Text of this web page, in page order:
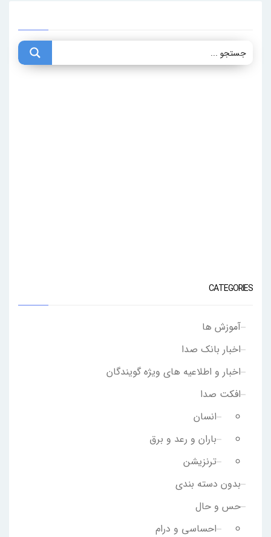
CATEGORIES
آموزش ها
اخبار بانک صدا
اخبار و اطلاعیه های ویژه گویندگان
افکت صدا
انسان
باران و رعد و برق
ترنزیشن
بدون دسته بندی
حس و حال
احساسی و درام